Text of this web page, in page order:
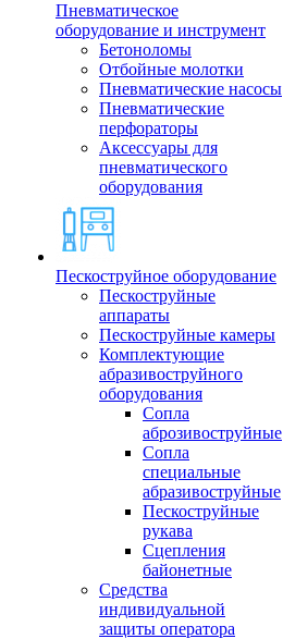
Пневматическое
оборудование и инструмент
Бетоноломы
Отбойные молотки
Пневматические насосы
Пневматические
перфораторы
Аксессуары для
пневматического
оборудования
Пескоструйное оборудование
Пескоструйные
аппараты
Пескоструйные камеры
Комплектующие
абразивоструйного
оборудования
Сопла
аброзивоструйные
Сопла
специальные
абразивоструйные
Пескоструйные
рукава
Сцепления
байонетные
Средства
индивидуальной
защиты оператора